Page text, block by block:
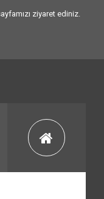
için var gücümüzle